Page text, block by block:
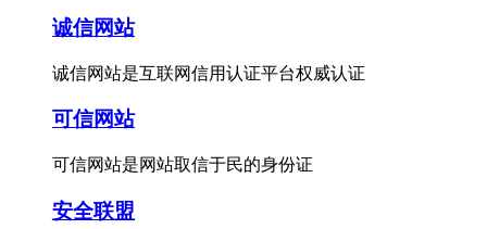
诚信网站
诚信网站是互联网信用认证平台权威认证
可信网站
可信网站是网站取信于民的身份证
安全联盟